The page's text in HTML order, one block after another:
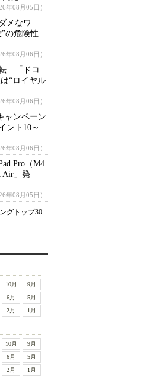
年08月05日）
メなワ
の危険性
年08月06日）
転 「ドコ
“ロイヤル
年08月06日）
ャンペーン
ント10～
年08月06日）
Pro（M4
Air」発
年08月05日）
グトップ30
10月
9月
6月
5月
2月 1月
10月
9月
6月
5月
2月 1月